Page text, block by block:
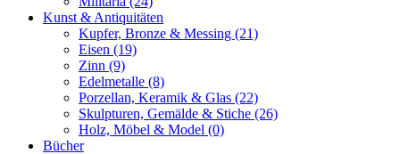
Kunst & Antiquitäten
Kupfer, Bronze & Messing (21)
Eisen (19)
Zinn (9)
Edelmetalle (8)
Porzellan, Keramik & Glas (22)
Skulpturen, Gemälde & Stiche (26)
Holz, Möbel & Model (0)
Bücher